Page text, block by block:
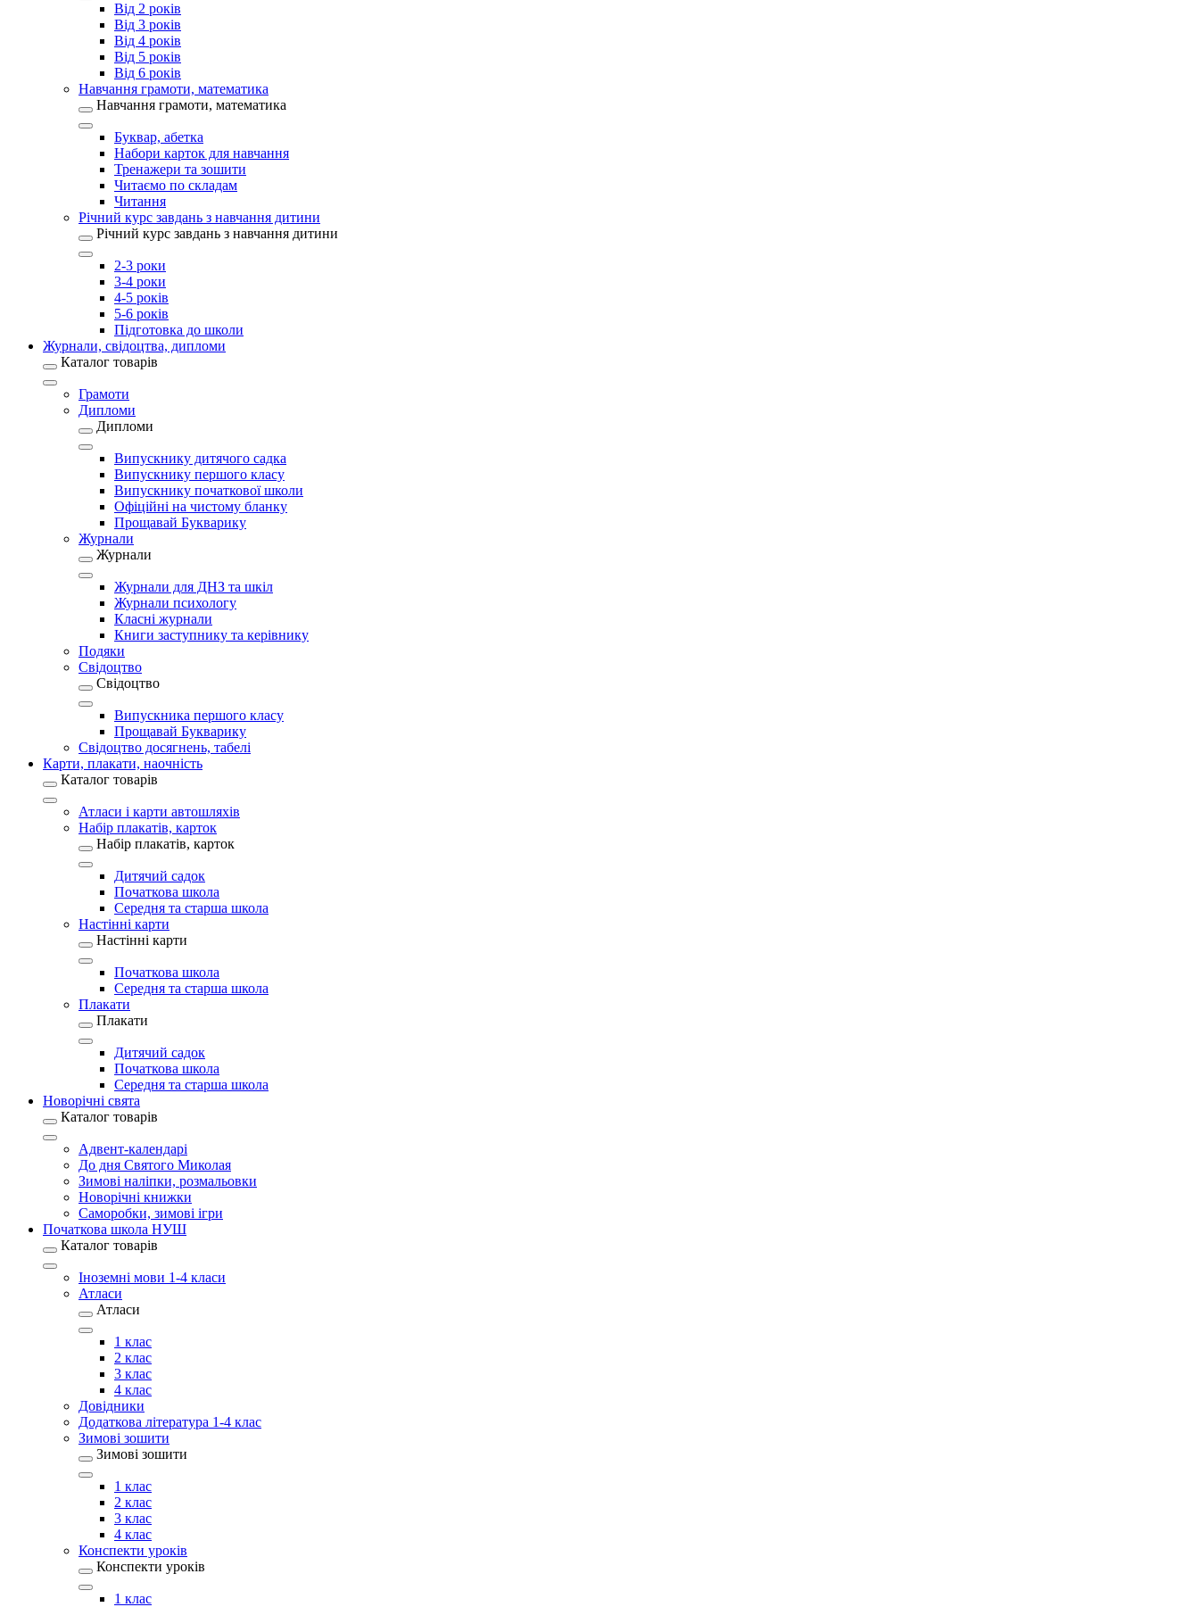
Від 2 років
Від 3 років
Від 4 років
Від 5 років
Від 6 років
Навчання грамоти, математика
Навчання грамоти, математика
Буквар, абетка
Набори карток для навчання
Тренажери та зошити
Читаємо по складам
Читання
Річний курс завдань з навчання дитини
Річний курс завдань з навчання дитини
2-3 роки
3-4 роки
4-5 років
5-6 років
Підготовка до школи
Журнали, свідоцтва, дипломи
Каталог товарів
Грамоти
Дипломи
Дипломи
Випускнику дитячого садка
Випускнику першого класу
Випускнику початкової школи
Офіційні на чистому бланку
Прощавай Букварику
Журнали
Журнали
Журнали для ДНЗ та шкіл
Журнали психологу
Класні журнали
Книги заступнику та керівнику
Подяки
Свідоцтво
Свідоцтво
Випускника першого класу
Прощавай Букварику
Свідоцтво досягнень, табелі
Карти, плакати, наочність
Каталог товарів
Атласи і карти автошляхів
Набір плакатів, карток
Набір плакатів, карток
Дитячий садок
Початкова школа
Середня та старша школа
Настінні карти
Настінні карти
Початкова школа
Середня та старша школа
Плакати
Плакати
Дитячий садок
Початкова школа
Середня та старша школа
Новорічні свята
Каталог товарів
Адвент-календарі
До дня Святого Миколая
Зимові наліпки, розмальовки
Новорічні книжки
Саморобки, зимові ігри
Початкова школа НУШ
Каталог товарів
Іноземні мови 1-4 класи
Атласи
Атласи
1 клас
2 клас
3 клас
4 клас
Довідники
Додаткова література 1-4 клас
Зимові зошити
Зимові зошити
1 клас
2 клас
3 клас
4 клас
Конспекти уроків
Конспекти уроків
1 клас